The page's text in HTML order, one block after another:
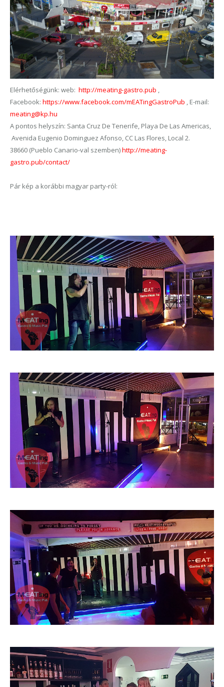
Elérhetőségünk: web: http://meating-gastro.pub
Facebook: https://www.facebook.com/mEATingGastroPub , E-mail:
meating@kp.hu
A pontos helyszín: Santa Cruz De Tenerife, Playa De Las Americas,
Avenida Eugenio Dominguez Afonso, CC Las Flores, Local 2.
38660 (Pueblo Canario-val szemben)http://meating-
gastro.pub/contact/
Pár kép a korábbi magyar party-ról: